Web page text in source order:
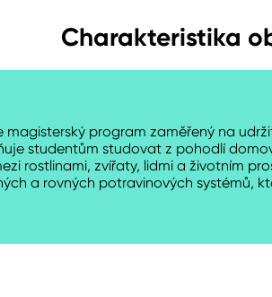
Charakteristika
magisterský program zaměřený na
studentům studovat z pohodlí
rostlinami, zvířaty, lidmi a životním
a rovných potravinových systémů,